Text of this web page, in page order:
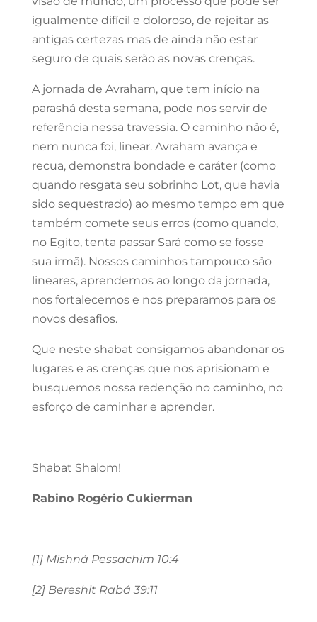
igualmente difícil e doloroso, de rejeitar as
antigas certezas mas de ainda não estar
seguro de quais serão as novas crenças.
A jornada de Avraham, que tem início na
parashá desta semana, pode nos servir de
referência nessa travessia. O caminho não é,
nem nunca foi, linear. Avraham avança e
recua, demonstra bondade e caráter (como
quando resgata seu sobrinho Lot, que havia
sido sequestrado) ao mesmo tempo em que
também comete seus erros (como quando,
no Egito, tenta passar Sará como se fosse
sua irmã). Nossos caminhos tampouco são
lineares, aprendemos ao longo da jornada,
nos fortalecemos e nos preparamos para os
novos desafios.
Que neste shabat consigamos abandonar os
lugares e as crenças que nos aprisionam e
busquemos nossa redenção no caminho, no
esforço de caminhar e aprender.
Shabat Shalom!
Rabino Rogério Cukierman
[1] Mishná Pessachim 10:4
[2] Bereshit Rabá 39:11